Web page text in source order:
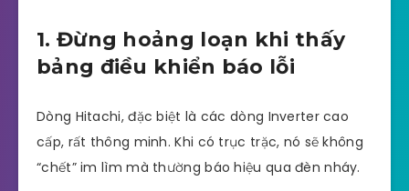
1. Đừng hoảng loạn khi thấy
bảng điều khiển báo lỗi
Dòng Hitachi, đặc biệt là các dòng Inverter cao
cấp, rất thông minh. Khi có trục trặc, nó sẽ không
“chết” im lìm mà thường báo hiệu qua đèn nháy.